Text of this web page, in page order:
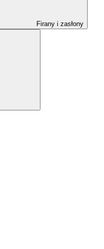
Firany i zasłony